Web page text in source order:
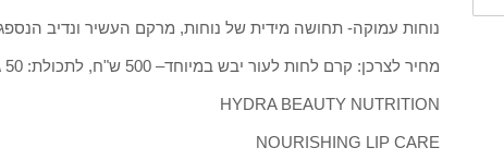
נוחות עמוקה- תחושה מידית של נוחות, מרקם העשיר ונדיב הנספג
מחיר לצרכן: קרם לחות לעור יבש במיוחד– 500 ש"ח, לתכולת: 50 גרם
HYDRA BEAUTY NUTRITION
NOURISHING LIP CARE